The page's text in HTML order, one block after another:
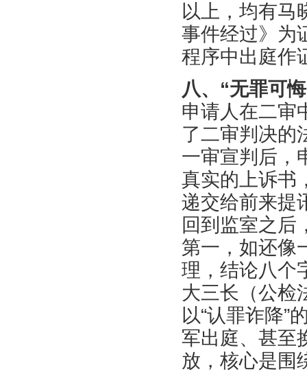
以上，均有马
事件经过》为
程序中出庭作
八、“无罪可
申请人在二审
了二审判决的
一审宣判后，
真实的上诉书
递交给前来提
回到监室之后
第一，如还像
理，结论八个
大三长（公检
以“认罪诈降”
军出庭、甚至
放，核心是围